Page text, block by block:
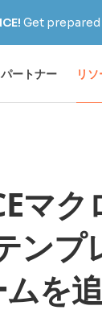
Get
パートナー リ
マ
ンプ
ムを